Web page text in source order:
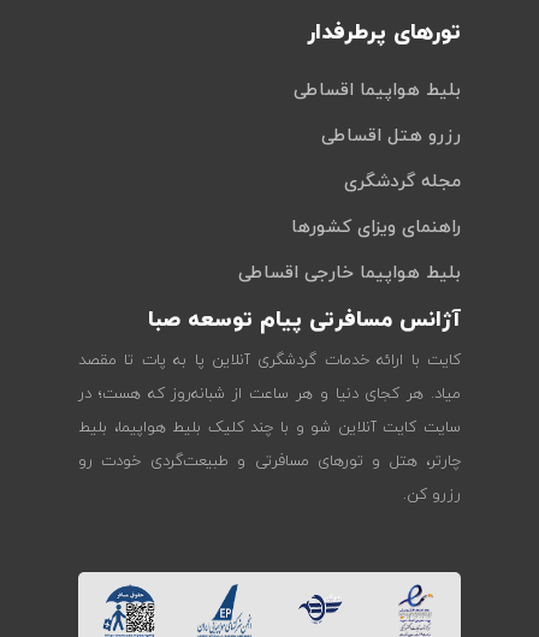
تورهای پرطرفدار
بلیط هواپیما اقساطی
رزرو هتل اقساطی
مجله گردشگری
راهنمای ویزای کشورها
بلیط هواپیما خارجی اقساطی
آژانس مسافرتی پیام توسعه صبا
کایت با ارائه خدمات گردشگری آنلاین پا به پات تا مقصد
میاد. هر کجای دنیا و هر ساعت از شبانه‌روز که هست؛ در
سایت کایت آنلاین شو و با چند کلیک بلیط هواپیما، بلیط
چارتر، هتل و تورهای مسافرتی و طبیعت‌گردی خودت رو
رزرو کن.